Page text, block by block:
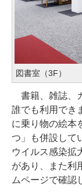
図書室（3F）
書籍、雑誌、
誰でも利用でき
に乗り物の絵本
つ」も併設して
ウイルス感染拡
があり、また利
ムページで確認